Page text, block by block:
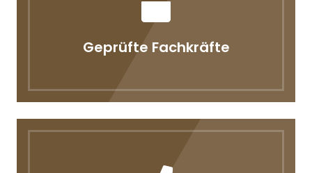
Geprüfte Fachkräfte